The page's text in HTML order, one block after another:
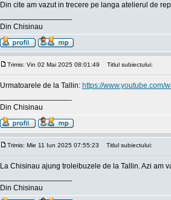
Din cite am vazut in trecere pe langa atelierul de
Din Chisinau
Trimis: Vin 02 Mai 2025 08:01:49 Titlul subiectului:
Urmatoarele de la Tallin: https://www.youtube.com/
Din Chisinau
Trimis: Mie 11 Iun 2025 07:55:23 Titlul subiectului:
La Chisinau ajung troleibuzele de la Tallin. Azi am
Din Chisinau